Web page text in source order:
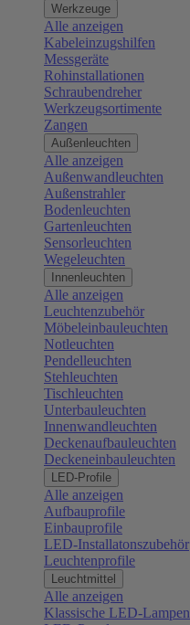
Werkzeuge
Alle anzeigen
Kabeleinzugshilfen
Messgeräte
Rohinstallationen
Schraubendreher
Werkzeugsortimente
Zangen
Außenleuchten
Alle anzeigen
Außenwandleuchten
Außenstrahler
Bodenleuchten
Gartenleuchten
Sensorleuchten
Wegeleuchten
Innenleuchten
Alle anzeigen
Leuchtenzubehör
Möbeleinbauleuchten
Notleuchten
Pendelleuchten
Stehleuchten
Tischleuchten
Unterbauleuchten
Innenwandleuchten
Deckenaufbauleuchten
Deckeneinbauleuchten
LED-Profile
Alle anzeigen
Aufbauprofile
Einbauprofile
LED-Installatonszubehör
Leuchtenprofile
Leuchtmittel
Alle anzeigen
Klassische LED-Lampen